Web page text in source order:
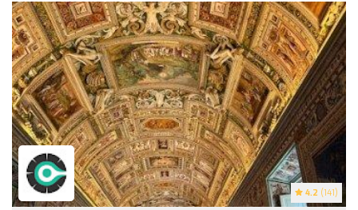
4.2 (141)